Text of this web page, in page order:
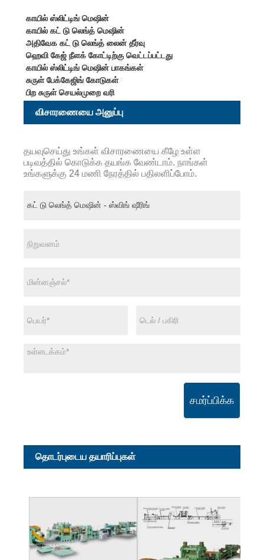
காயில் ஸ்லிட்டிங் மெஷின்
காயில் கட் டு லெங்த் மெஷின்
அதிவேக கட் டு லெங்த் லைன் தீர்வு
ஹெவி கேஜ் நீளக் கோட்டிற்கு வெட்டப்பட்டது
காயில் ஸ்லிட்டிங் மெஷின் பாகங்கள்
சுருள் பேக்கேஜிங் கோடுகள்
பிற சுருள் செயல்முறை வரி
விசாரணையை அனுப்பு
தயவுசெய்து உங்கள் விசாரணையை கீழே உள்ள
படிவத்தில் கொடுக்க தயங்க வேண்டாம். நாங்கள்
உங்களுக்கு 24 மணி நேரத்தில் பதிலளிப்போம்.
சமர்ப்பிக்க
தொடர்புடைய தயாரிப்புகள்